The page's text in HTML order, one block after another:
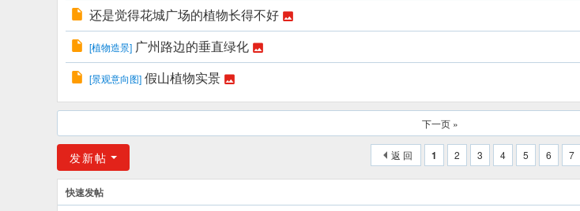
还是觉得花城广场的植物长得不好
[植物造景] 广州路边的垂直绿化
[景观意向图] 假山植物实景
下一页 »
1 2 3 4 5 6 7
返 回
发新帖
快速发帖